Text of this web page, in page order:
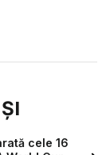
cele 16